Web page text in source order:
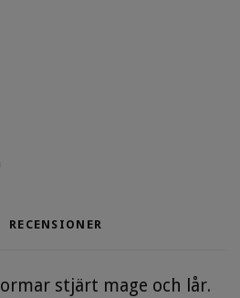
RECENSIONER
stjärt mage och lår.